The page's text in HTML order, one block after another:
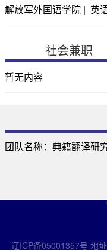
解放军外国语学院 | 英
社会兼职
暂无内容
团队名称：典籍翻译研
辽ICP备05001357号 地